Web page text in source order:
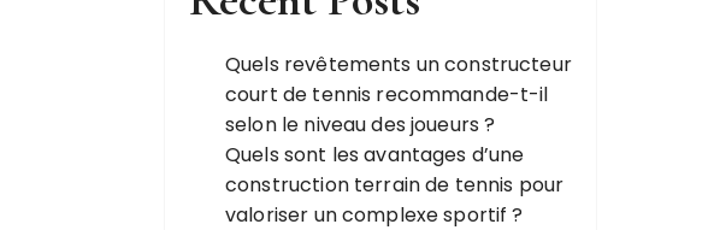
Quels revêtements un constructeur
court de tennis recommande-t-il
selon le niveau des joueurs ?
Quels sont les avantages d’une
construction terrain de tennis pour
valoriser un complexe sportif ?